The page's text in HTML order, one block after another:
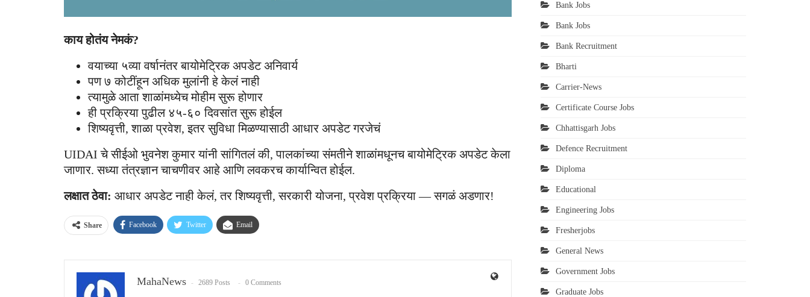
काय होतंय नेमकं?
वयाच्या ५व्या वर्षानंतर बायोमेट्रिक अपडेट अनिवार्य
पण ७ कोटींहून अधिक मुलांनी हे केलं नाही
त्यामुळे आता शाळांमध्येच मोहीम सुरू होणार
ही प्रक्रिया पुढील ४५-६० दिवसांत सुरू होईल
शिष्यवृत्ती, शाळा प्रवेश, इतर सुविधा मिळण्यासाठी आधार अपडेट गरजेचं
UIDAI चे सीईओ भुवनेश कुमार यांनी सांगितलं की, पालकांच्या संमतीने शाळांमधूनच बायोमेट्रिक अपडेट केला
जाणार. सध्या तंत्रज्ञान चाचणीवर आहे आणि लवकरच कार्यान्वित होईल.
लक्षात ठेवा: आधार अपडेट नाही केलं, तर शिष्यवृत्ती, सरकारी योजना, प्रवेश प्रक्रिया — सगळं अडणार!
Share Facebook Twitter Email
MahaNews 2689 Posts 0 Comments
Bank Jobs
Bank Jobs
Bank Recruitment
Bharti
Carrier-News
Certificate Course Jobs
Chhattisgarh Jobs
Defence Recruitment
Diploma
Educational
Engineering Jobs
Fresherjobs
General News
Government Jobs
Graduate Jobs